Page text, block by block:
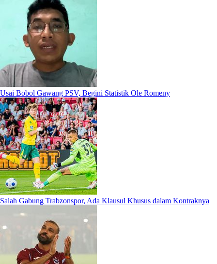
Usai Bobol Gawang PSV, Begini Statistik Ole Romeny
Salah Gabung Trabzonspor, Ada Klausul Khusus dalam Kontraknya